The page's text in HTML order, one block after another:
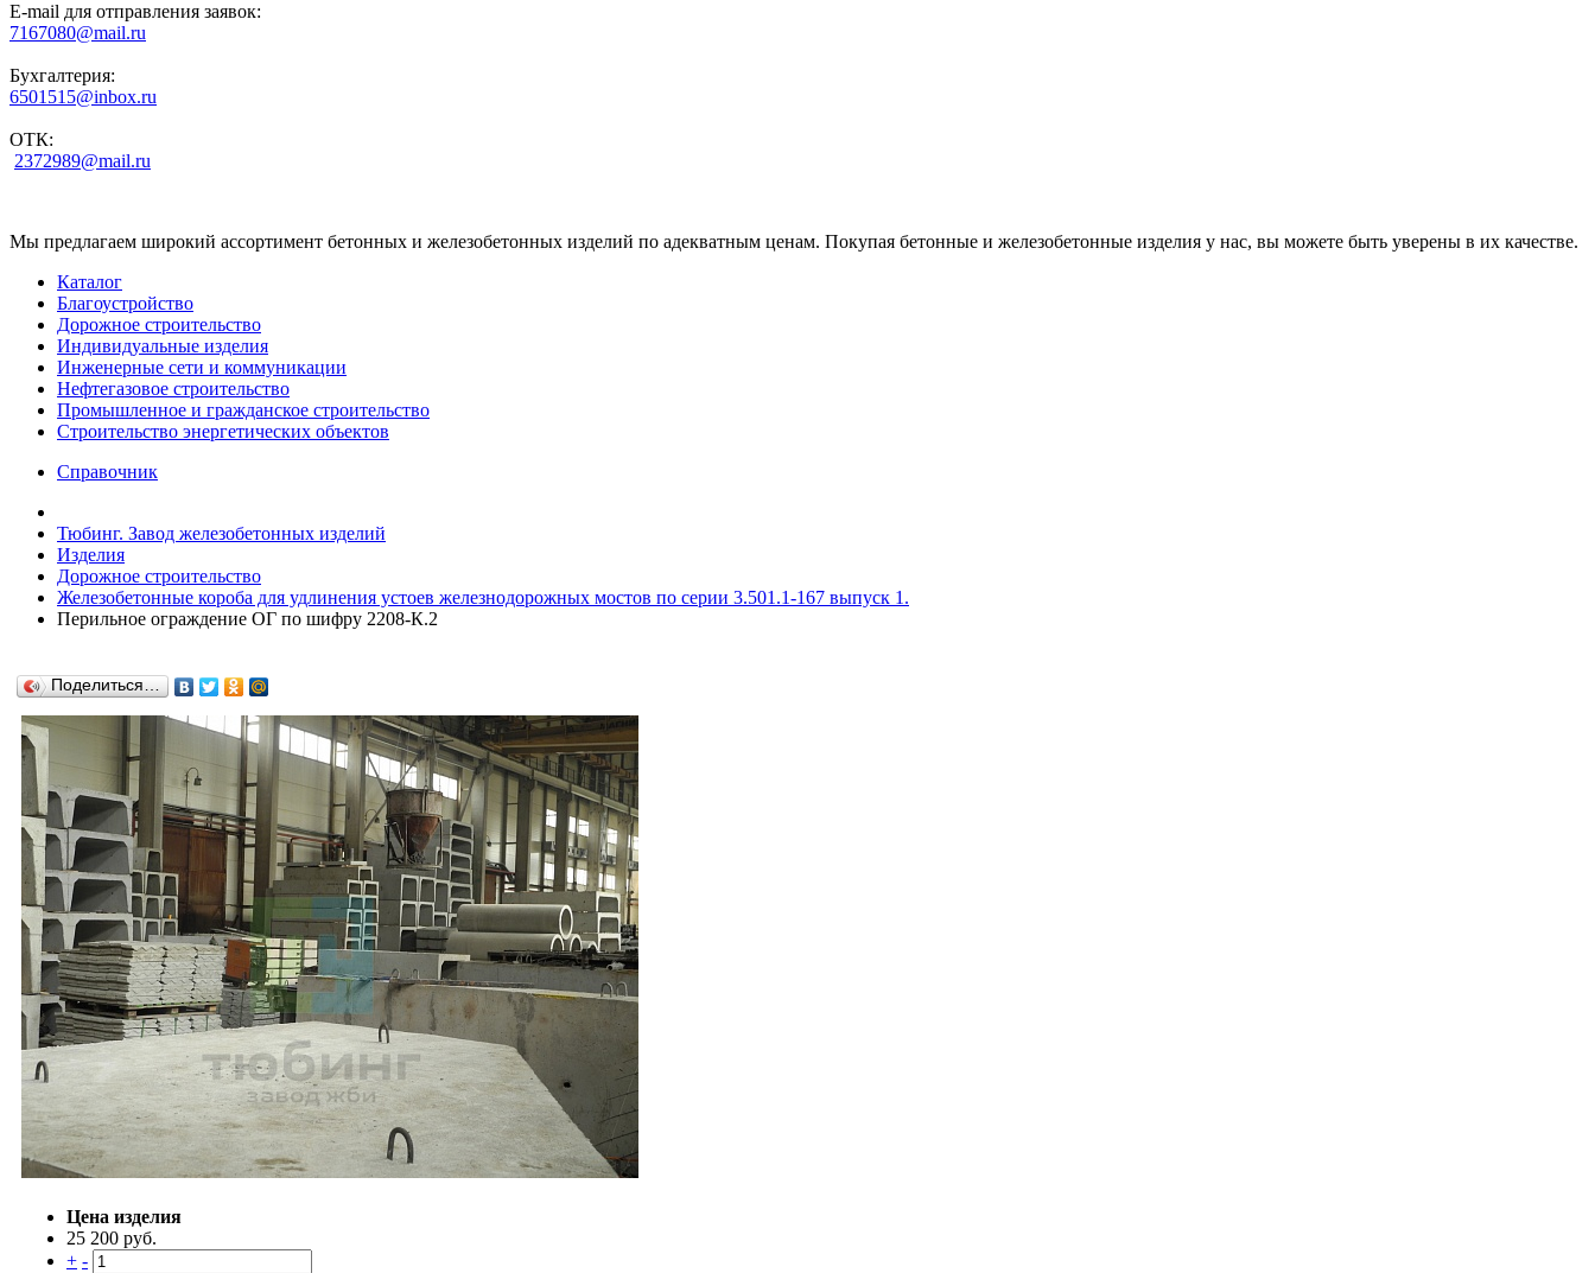
E-mail для отправления заявок:
7167080@mail.ru
Бухгалтерия:
6501515@inbox.ru
ОТК:
2372989@mail.ru
Мы предлагаем широкий ассортимент бетонных и железобетонных изделий по адекватным ценам. Покупая бетонные и железобетонные изделия у нас, вы можете быть уверены в их качестве.
Каталог
Благоустройство
Дорожное строительство
Индивидуальные изделия
Инженерные сети и коммуникации
Нефтегазовое строительство
Промышленное и гражданское строительство
Строительство энергетических объектов
Справочник
Тюбинг. Завод железобетонных изделий
Изделия
Дорожное строительство
Железобетонные короба для удлинения устоев железнодорожных мостов по серии 3.501.1-167 выпуск 1.
Перильное ограждение ОГ по шифру 2208-К.2
Поделиться…
Цена изделия
25 200 руб.
+ -